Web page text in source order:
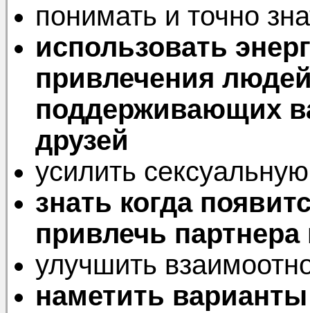
понимать и точно
использовать
привлечения
поддерживающих
друзей
усилить
знать когда
привлечь
улучшить
наметить